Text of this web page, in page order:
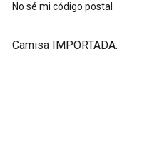
No sé mi código postal
Camisa IMPORTADA.